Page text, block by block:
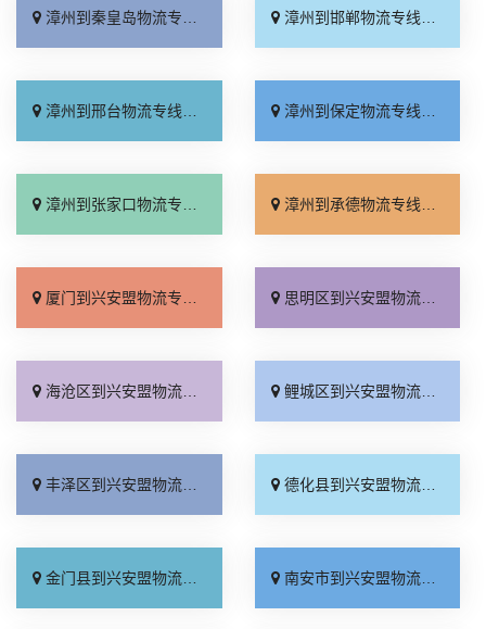
漳州到秦皇岛物流专线_资质齐全「急你所需」 漳州到邯郸物流专线_全境到达「托运放心」
漳州到邢台物流专线_运价行情「高效快运」 漳州到保定物流专线_准时到货「全程直达」
漳州到张家口物流专线_来电咨询「直通专线」 漳州到承德物流专线_收费标准「合同承运」
厦门到兴安盟物流专线_急你所需「实时反馈」 思明区到兴安盟物流专线_专线快运「专线直达」
海沧区到兴安盟物流专线_市县派送「价位合理」 鲤城区到兴安盟物流专线_要几天到「送货上门」
丰泽区到兴安盟物流专线_物流拼车「价格透明」 德化县到兴安盟物流专线_全程无虑「天天发车」
金门县到兴安盟物流专线_定点发车「资质齐全」 南安市到兴安盟物流专线_托运放心「直达不中转」